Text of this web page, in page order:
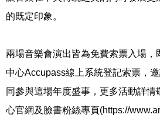
的既定印象。
兩場音樂會演出皆為免費索票入場，
中心Accupass線上系統登記索票，
同參與這場年度盛事，更多活動詳情
心官網及臉書粉絲專頁(https://